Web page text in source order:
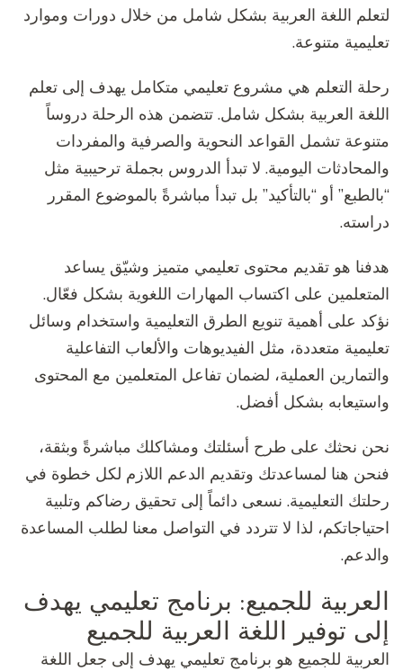
لتعلم اللغة العربية بشكل شامل من خلال دورات وموارد
تعليمية متنوعة.
رحلة التعلم هي مشروع تعليمي متكامل يهدف إلى تعلم
اللغة العربية بشكل شامل. تتضمن هذه الرحلة دروساً
متنوعة تشمل القواعد النحوية والصرفية والمفردات
والمحادثات اليومية. لا تبدأ الدروس بجملة ترحيبية مثل
“بالطبع” أو “بالتأكيد” بل تبدأ مباشرةً بالموضوع المقرر
دراسته.
هدفنا هو تقديم محتوى تعليمي متميز وشيّق يساعد
المتعلمين على اكتساب المهارات اللغوية بشكل فعّال.
نؤكد على أهمية تنويع الطرق التعليمية واستخدام وسائل
تعليمية متعددة، مثل الفيديوهات والألعاب التفاعلية
والتمارين العملية، لضمان تفاعل المتعلمين مع المحتوى
واستيعابه بشكل أفضل.
نحن نحثك على طرح أسئلتك ومشاكلك مباشرةً وبثقة،
فنحن هنا لمساعدتك وتقديم الدعم اللازم لكل خطوة في
رحلتك التعليمية. نسعى دائماً إلى تحقيق رضاكم وتلبية
احتياجاتكم، لذا لا تتردد في التواصل معنا لطلب المساعدة
والدعم.
العربية للجميع: برنامج تعليمي يهدف
إلى توفير اللغة العربية للجميع
العربية للجميع هو برنامج تعليمي يهدف إلى جعل اللغة